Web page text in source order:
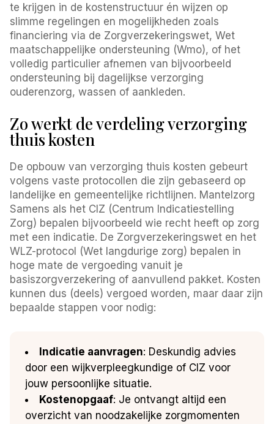
te krijgen in de kostenstructuur én wijzen op
slimme regelingen en mogelijkheden zoals
financiering via de Zorgverzekeringswet, Wet
maatschappelijke ondersteuning (Wmo), of het
volledig particulier afnemen van bijvoorbeeld
ondersteuning bij dagelijkse verzorging
ouderenzorg, wassen of aankleden.
Zo werkt de verdeling verzorging
thuis kosten
De opbouw van verzorging thuis kosten gebeurt
volgens vaste protocollen die zijn gebaseerd op
landelijke en gemeentelijke richtlijnen. Mantelzorg
Samens als het CIZ (Centrum Indicatiestelling
Zorg) bepalen bijvoorbeeld wie recht heeft op zorg
met een indicatie. De Zorgverzekeringswet en het
WLZ-protocol (Wet langdurige zorg) bepalen in
hoge mate de vergoeding vanuit je
basiszorgverzekering of aanvullend pakket. Kosten
kunnen dus (deels) vergoed worden, maar daar zijn
bepaalde stappen voor nodig:
Indicatie aanvragen: Deskundig advies
door een wijkverpleegkundige of CIZ voor
jouw persoonlijke situatie.
Kostenopgaaf: Je ontvangt altijd een
overzicht van noodzakelijke zorgmomenten